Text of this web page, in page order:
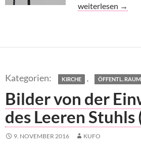
Lesung am
weiterlesen →
KIRCHE , ÖFFENTL. RAUM
Bilder von der
des Leeren Stuhls
9. NOVEMBER 2016 KUFO